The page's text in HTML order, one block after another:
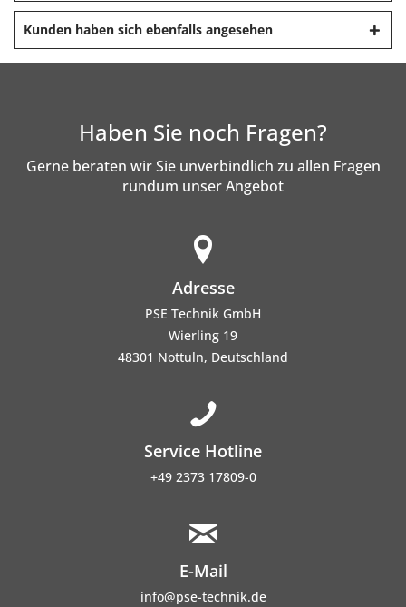
Kunden haben sich ebenfalls angesehen
Haben Sie noch Fragen?
Gerne beraten wir Sie unverbindlich zu allen Fragen
rundum unser Angebot
Adresse
PSE Technik GmbH
Wierling 19
48301 Nottuln, Deutschland
Service Hotline
+49 2373 17809-0
E-Mail
info@pse-technik.de